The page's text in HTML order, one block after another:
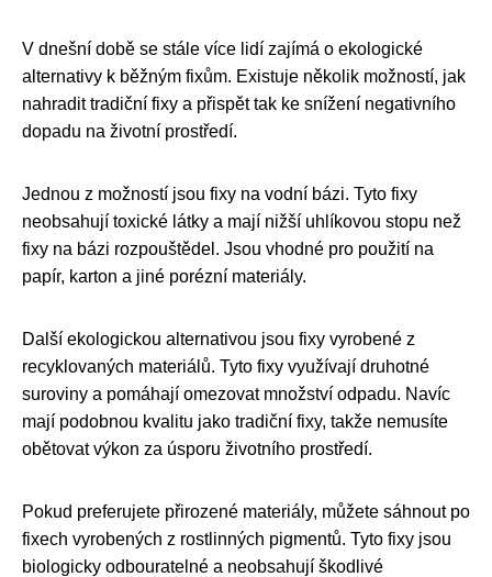
V dnešní době se stále více lidí zajímá o ekologické
alternativy k běžným fixům. Existuje několik možností, jak
nahradit tradiční fixy a přispět tak ke snížení negativního
dopadu na životní prostředí.
Jednou z možností jsou fixy na vodní bázi. Tyto fixy
neobsahují toxické látky a mají nižší uhlíkovou stopu než
fixy na bázi rozpouštědel. Jsou vhodné pro použití na
papír, karton a jiné porézní materiály.
Další ekologickou alternativou jsou fixy vyrobené z
recyklovaných materiálů. Tyto fixy využívají druhotné
suroviny a pomáhají omezovat množství odpadu. Navíc
mají podobnou kvalitu jako tradiční fixy, takže nemusíte
obětovat výkon za úsporu životního prostředí.
Pokud preferujete přirozené materiály, můžete sáhnout po
fixech vyrobených z rostlinných pigmentů. Tyto fixy jsou
biologicky odbouratelné a neobsahují škodlivé